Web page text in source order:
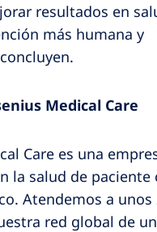
resultados en
más humana y
Medical Care
Care es una
la salud de paciente
Atendemos a unos
red global de